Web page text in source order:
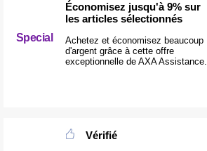
Special
Économisez jusqu'à 9% sur
les articles sélectionnés
Achetez et économisez beaucoup
d'argent grâce à cette offre
exceptionnelle de AXA Assistance.
Vérifié